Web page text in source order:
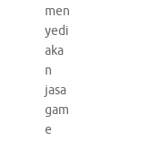
men
yedi
aka
n
jasa
gam
e